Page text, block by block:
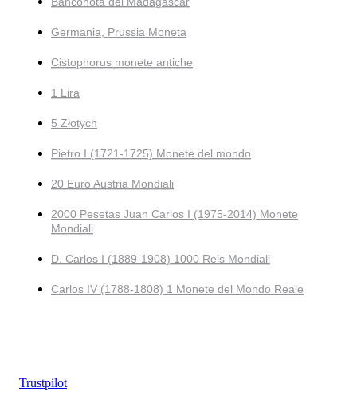
Germania, Prussia Moneta
Cistophorus monete antiche
1 Lira
5 Złotych
Pietro I (1721-1725) Monete del mondo
20 Euro Austria Mondiali
2000 Pesetas Juan Carlos I (1975-2014) Monete
Mondiali
D. Carlos I (1889-1908) 1000 Reis Mondiali
Carlos IV (1788-1808) 1 Monete del Mondo Reale
Trustpilot